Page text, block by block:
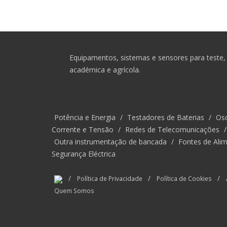
Equipamentos, sistemas e sensores para
académica e agrícola.
Potência e Energia / Testadores de Baterias /
Corrente e Tensão / Redes de Telecomunicações
Outra instrumentação de bancada / Fontes de
Segurança Eléctrica
/ Política de Privacidade / Política de Cookies /
Quem Somos